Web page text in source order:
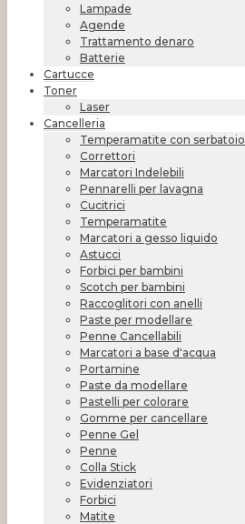
Lampade
Agende
Trattamento denaro
Batterie
Cartucce
Toner
Laser
Cancelleria
Temperamatite con serbatoio
Correttori
Marcatori Indelebili
Pennarelli per lavagna
Cucitrici
Temperamatite
Marcatori a gesso liquido
Astucci
Forbici per bambini
Scotch per bambini
Raccoglitori con anelli
Paste per modellare
Penne Cancellabili
Marcatori a base d'acqua
Portamine
Paste da modellare
Pastelli per colorare
Gomme per cancellare
Penne Gel
Penne
Colla Stick
Evidenziatori
Forbici
Matite